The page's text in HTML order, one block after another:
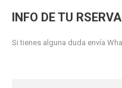
INFO DE TU
Si tienes alguna duda envía